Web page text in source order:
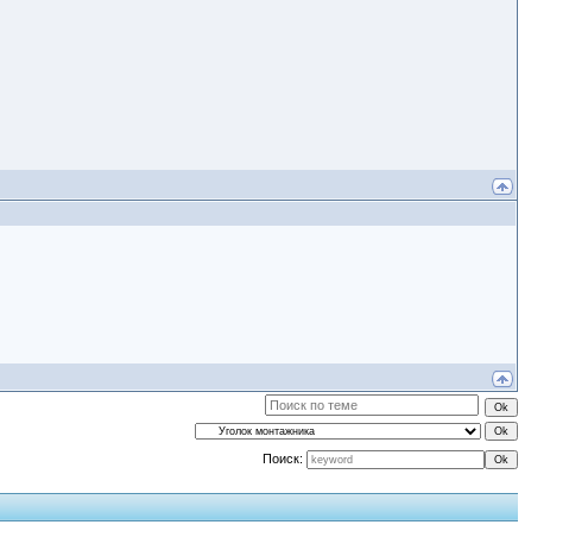
Поиск: